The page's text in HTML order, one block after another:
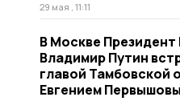
29 мая , 11:11
В Москве Президент
Владимир Путин
главой Тамбовской
Евгением